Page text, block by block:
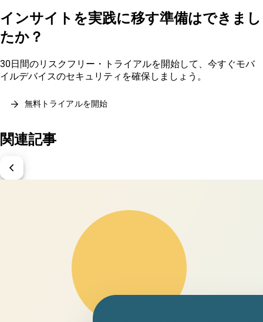
インサイトを実践に移す準備はできまし
たか？
30日間のリスクフリー・トライアルを開始して、今すぐモバ
イルデバイスのセキュリティを確保しましょう。
arrow_forward 無料トライアルを開始
関連記事
chevron_left